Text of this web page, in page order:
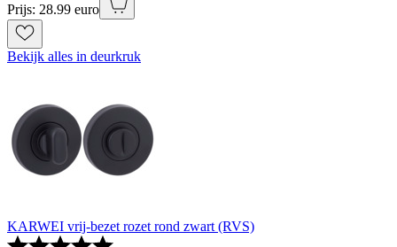
Prijs: 28.99 euro
Bekijk alles in deurkruk
KARWEI vrij-bezet rozet rond zwart (RVS)